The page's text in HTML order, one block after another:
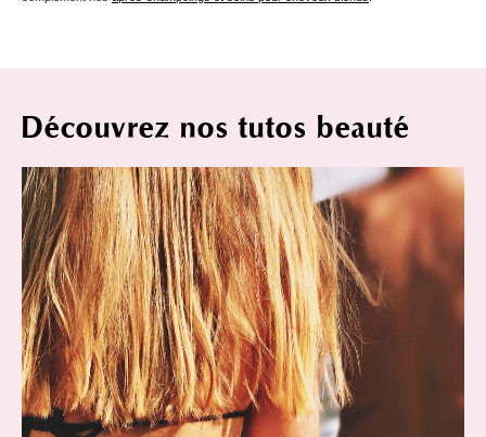
Découvrez nos tutos beauté